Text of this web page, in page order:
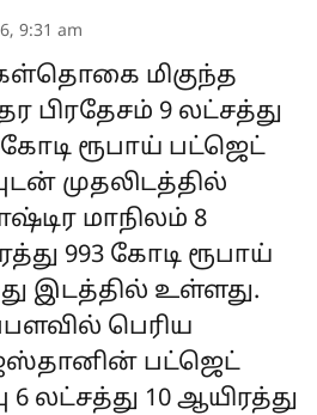
9:31 am
மிகுந்த
பிரதேசம் 9 லட்சத்து
கோடி ரூபாய் பட்ஜெட்
முதலிடத்தில்
மாநிலம் 8
993 கோடி ரூபாய்
இடத்தில் உள்ளது.
பெரிய
பட்ஜெட்
லட்சத்து 10 ஆயிரத்து